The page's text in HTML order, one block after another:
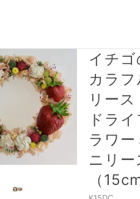
イチゴ
カラフ
リー
ドライ
ラワー
ニリー
（